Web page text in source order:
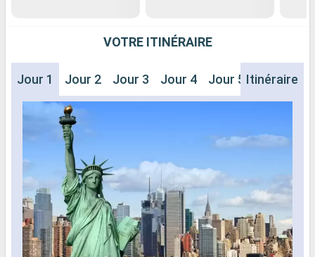
VOTRE ITINÉRAIRE
Jour 1 Jour 2 Jour 3 Jour 4 Jour 5 Jour 6
Itinéraire